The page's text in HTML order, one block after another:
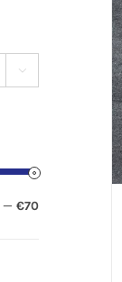

—€70